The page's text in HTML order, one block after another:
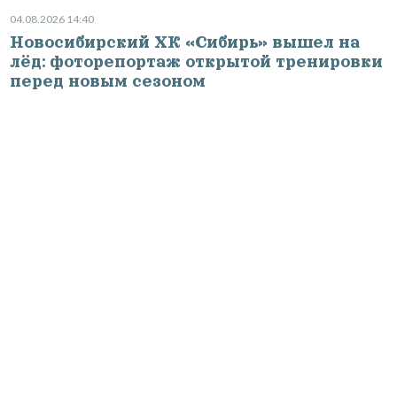
04.08.2026 14:40
Новосибирский ХК «Сибирь» вышел на
лёд: фоторепортаж открытой тренировки
перед новым сезоном